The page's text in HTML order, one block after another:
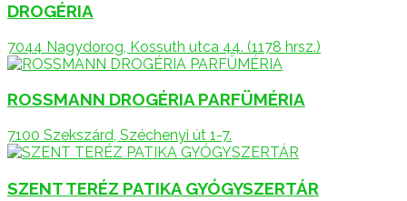
DROGÉRIA
7044 Nagydorog, Kossuth utca 44. (1178 hrsz.)
ROSSMANN DROGÉRIA PARFÜMÉRIA
7100 Szekszárd, Széchenyi út 1-7.
SZENT TERÉZ PATIKA GYÓGYSZERTÁR